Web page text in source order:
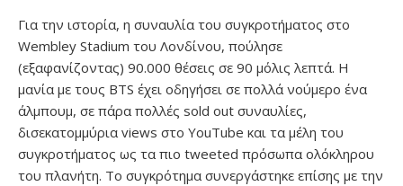
Για την ιστορία, η συναυλία του συγκροτήματος στο
Wembley Stadium του Λονδίνου, πούλησε
(εξαφανίζοντας) 90.000 θέσεις σε 90 μόλις λεπτά. H
μανία με τους BTS έχει οδηγήσει σε πολλά νούμερο ένα
άλμπουμ, σε πάρα πολλές sold out συναυλίες,
δισεκατομμύρια views στο YouTube και τα μέλη του
συγκροτήματος ως τα πιο tweeted πρόσωπα ολόκληρου
του πλανήτη. To συγκρότημα συνεργάστηκε επίσης με την